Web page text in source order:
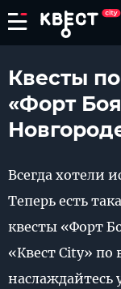
Квесты
«Форт
Всегда хотели
Теперь есть
квесты «Форт
«Квест City»
наслаждайтесь